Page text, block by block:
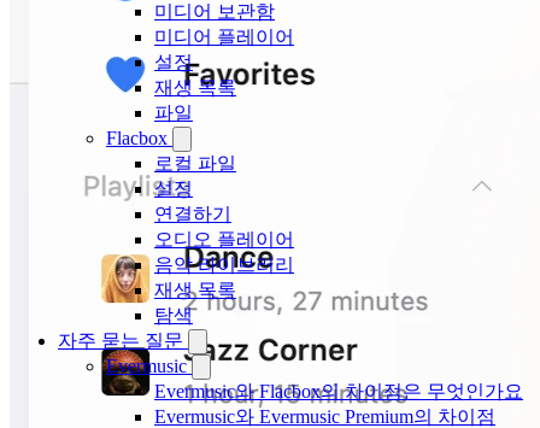
미디어 보관함
미디어 플레이어
설정
재생 목록
파일
Flacbox
로컬 파일
설정
연결하기
오디오 플레이어
음악 라이브러리
재생 목록
탐색
자주 묻는 질문
Evermusic
Evermusic와 Flacbox의 차이점은 무엇인가요
Evermusic와 Evermusic Premium의 차이점